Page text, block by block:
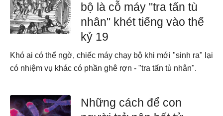
bộ là cỗ máy "tra tấn tù
nhân" khét tiếng vào thế
kỷ 19
Khó ai có thể ngờ, chiếc máy chạy bộ khi mới "sinh ra" lại
có nhiệm vụ khác có phần ghê rợn - "tra tấn tù nhân".
Những cách để con